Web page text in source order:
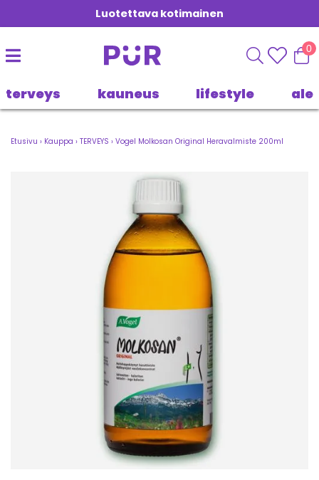
Luotettava kotimainen
0
terveys kauneus lifestyle ale
Etusivu › Kauppa › TERVEYS › Vogel Molkosan Original Heravalmiste 200ml